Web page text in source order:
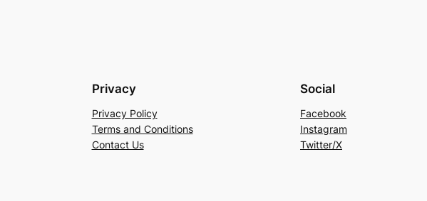
Privacy
Privacy Policy
Terms and Conditions
Contact Us
Social
Facebook
Instagram
Twitter/X